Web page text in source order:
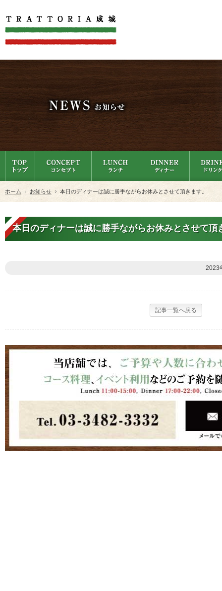
ホーム お知らせ 本日のディナーは誠に勝手ながらお休みとさせて頂きます。
本日のディナーは誠に勝手ながらお休みとさせて頂
2023
記事一覧へ戻る